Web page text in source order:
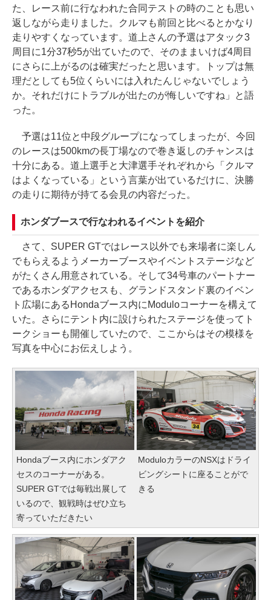
た、レース前に行なわれた合同テストの時のことも思い
返しながら走りました。クルマも前回と比べるとかなり
走りやすくなっています。道上さんの予選はアタック3
周目に1分37秒5が出ていたので、そのままいけば4周目
にさらに上がるのは確実だったと思います。トップは無
理だとしても5位くらいには入れたんじゃないでしょう
か。それだけにトラブルが出たのが悔しいですね」と語
った。
予選は11位と中段グループになってしまったが、今回
のレースは500kmの長丁場なので巻き返しのチャンスは
十分にある。道上選手と大津選手それぞれから「クルマ
はよくなっている」という言葉が出ているだけに、決勝
の走りに期待が持てる会見の内容だった。
ホンダブースで行なわれるイベントを紹介
さて、SUPER GTではレース以外でも来場者に楽しん
でもらえるようメーカーブースやイベントステージなど
がたくさん用意されている。そして34号車のパートナー
であるホンダアクセスも、グランドスタンド裏のイベン
ト広場にあるHondaブース内にModuloコーナーを構えて
いた。さらにテント内に設けられたステージを使ってト
ークショーも開催していたので、ここからはその模様を
写真を中心にお伝えしよう。
Hondaブース内にホンダアク
セスのコーナーがある。
SUPER GTでは毎戦出展して
いるので、観戦時はぜひ立ち
寄っていただきたい
ModuloカラーのNSXはドライ
ビングシートに座ることがで
きる